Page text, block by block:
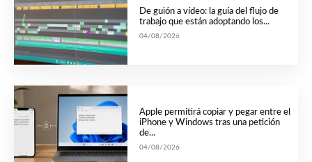
De guión a vídeo: la guía del flujo de
trabajo que están adoptando los...
04/08/2026
Apple permitirá copiar y pegar entre el
iPhone y Windows tras una petición
de...
04/08/2026